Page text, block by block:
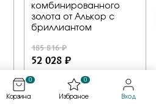
комбинированного
золота от Алькор с
бриллиантом
185 816 ₽
52 028 ₽
Подвеска,
Корзина
0
Избраное
0
Вход